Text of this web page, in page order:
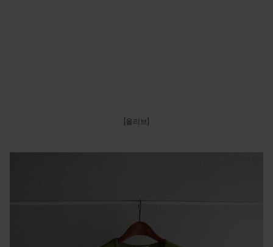
[올리브]